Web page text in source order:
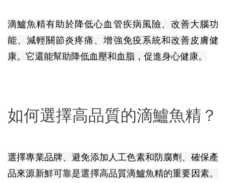
滴鱸魚精有助於降低心血管疾病風險、改善大腦功
能、減輕關節炎疼痛、增強免疫系統和改善皮膚健
康。它還能幫助降低血壓和血脂，促進身心健康。
如何選擇高品質的滴鱸魚精？
選擇專業品牌、避免添加人工色素和防腐劑、確保產
品來源新鮮可靠是選擇高品質滴鱸魚精的重要因素。